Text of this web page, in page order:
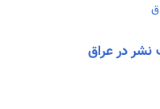
نشر در عراق